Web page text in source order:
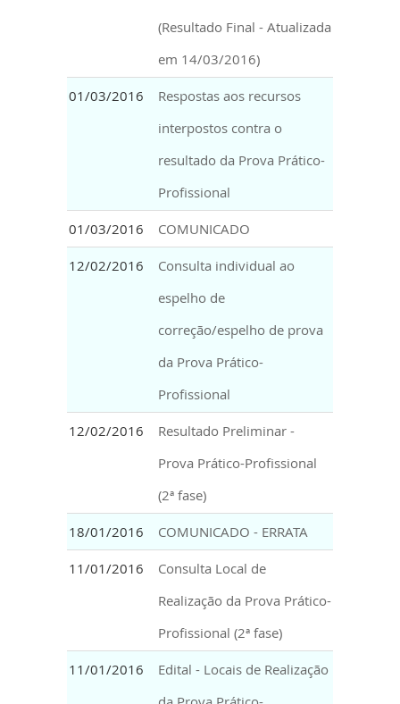
(Resultado Final - Atualizada
em 14/03/2016)
01/03/2016
Respostas aos recursos
interpostos contra o
resultado da Prova Prático-
Profissional
01/03/2016 COMUNICADO
12/02/2016
Consulta individual ao
espelho de
correção/espelho de prova
da Prova Prático-
Profissional
12/02/2016
Resultado Preliminar -
Prova Prático-Profissional
(2ª fase)
18/01/2016 COMUNICADO - ERRATA
11/01/2016
Consulta Local de
Realização da Prova Prático-
Profissional (2ª fase)
11/01/2016
Edital - Locais de Realização